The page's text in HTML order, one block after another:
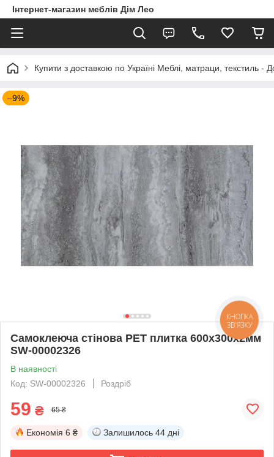
Інтернет-магазин меблів Дім Лео
Купити з доставкою по Україні Меблі, матраци, текстиль -
–9%
Самоклеюча стінова PET плитка 600х300х2мм
SW-00002326
В наявності
Код: SW-00002326
Роздріб
59 ₴ 65 ₴
Економія 6 ₴ Залишилось 44 дні